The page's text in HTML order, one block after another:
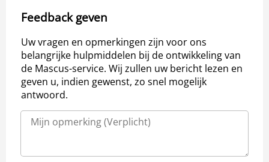
Feedback geven
Uw vragen en opmerkingen zijn voor ons
belangrijke hulpmiddelen bij de ontwikkeling van
de Mascus-service. Wij zullen uw bericht lezen en
geven u, indien gewenst, zo snel mogelijk
antwoord.